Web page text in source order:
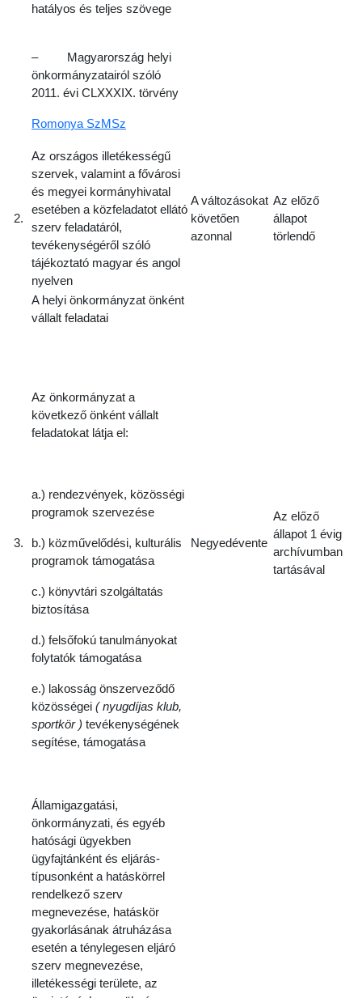
hatályos és teljes szövege
– Magyarország helyi
önkormányzatairól szóló
2011. évi CLXXXIX. törvény
Romonya SzMSz
2.
Az országos illetékességű
szervek, valamint a fővárosi
és megyei kormányhivatal
esetében a közfeladatot ellátó
szerv feladatáról,
tevékenységéről szóló
tájékoztató magyar és angol
nyelven
A változásokat
követően
azonnal
Az előző
állapot
törlendő
3.
A helyi önkormányzat önként
vállalt feladatai
Az önkormányzat a
következő önként vállalt
feladatokat látja el:
a.) rendezvények, közösségi
programok szervezése
b.) közművelődési, kulturális
programok támogatása
c.) könyvtári szolgáltatás
biztosítása
d.) felsőfokú tanulmányokat
folytatók támogatása
e.) lakosság önszerveződő
közösségei ( nyugdíjas klub,
sportkör ) tevékenységének
segítése, támogatása
Negyedévente
Az előző
állapot 1 évig
archívumban
tartásával
Államigazgatási,
önkormányzati, és egyéb
hatósági ügyekben
ügyfajtánként és eljárás-
típusonként a hatáskörrel
rendelkező szerv
megnevezése, hatáskör
gyakorlásának átruházása
esetén a ténylegesen eljáró
szerv megnevezése,
illetékességi területe, az